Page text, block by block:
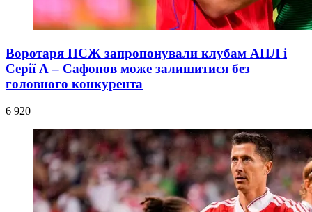
Воротаря ПСЖ запропонували клубам АПЛ і
Серії А – Сафонов може залишитися без
головного конкурента
6 920